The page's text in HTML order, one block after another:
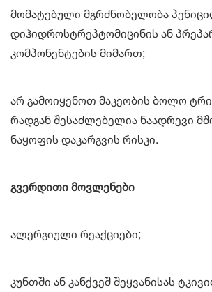
მომატებული მგრძნობელობა
დიჰიდროსტრეპტომიცინის ან
კომპონენტების მიმართ;
არ გამოიყენოთ მაკეობის ბოლო
რადგან შესაძლებელია ნაადრევი
ნაყოფის დაკარგვის რისკი.
გვერდითი მოვლენები
ალერგიული რეაქციები;
კუნთში ან კანქვეშ შეყვანისას